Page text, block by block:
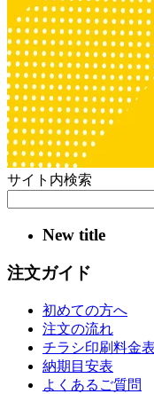
サイト内検索
New title
注文ガイド
初めての方へ
注文の流れ
チラシ印刷料金表
納期目安表
よくあるご質問